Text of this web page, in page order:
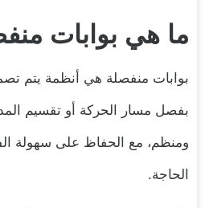
ما هي بوابات
بوابات منفصلة هي أنظمة يتم
بفصل مسار الحركة أو تقسيم
ومنظم، مع الحفاظ على سهولة
الحاجة.